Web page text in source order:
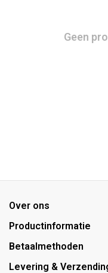
Geen
Over ons
Productinformatie
Betaalmethoden
Levering &